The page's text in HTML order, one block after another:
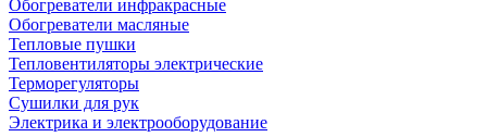
Обогреватели инфракрасные
Обогреватели масляные
Тепловые пушки
Тепловентиляторы электрические
Терморегуляторы
Сушилки для рук
Электрика и электрооборудование